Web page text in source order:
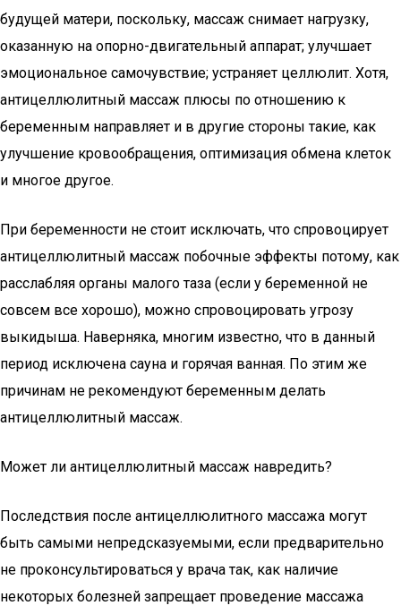
будущей матери, поскольку, массаж снимает нагрузку,
оказанную на опорно-двигательный аппарат; улучшает
эмоциональное самочувствие; устраняет целлюлит. Хотя,
антицеллюлитный массаж плюсы по отношению к
беременным направляет и в другие стороны такие, как
улучшение кровообращения, оптимизация обмена клеток
и многое другое.
При беременности не стоит исключать, что спровоцирует
антицеллюлитный массаж побочные эффекты потому, как
расслабляя органы малого таза (если у беременной не
совсем все хорошо), можно спровоцировать угрозу
выкидыша. Наверняка, многим известно, что в данный
период исключена сауна и горячая ванная. По этим же
причинам не рекомендуют беременным делать
антицеллюлитный массаж.
Может ли антицеллюлитный массаж навредить?
Последствия после антицеллюлитного массажа могут
быть самыми непредсказуемыми, если предварительно
не проконсультироваться у врача так, как наличие
некоторых болезней запрещает проведение массажа